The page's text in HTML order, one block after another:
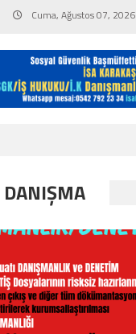
Cuma, Ağustos 07, 2026
DANIŞMA